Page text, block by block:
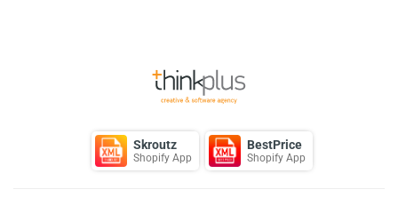
Skroutz
Shopify App
BestPrice
Shopify App